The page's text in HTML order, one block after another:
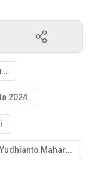
Hj. Nirna Lachmuddin
2024
Yudhianto Mahardika